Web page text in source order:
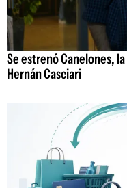
Se estrenó Canelones,
Hernán Casciari